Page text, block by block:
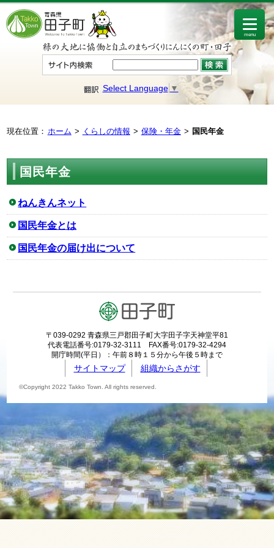
Select Language ▼
menu
現在位置： ホーム くらしの情報 保険・年金 国民年金
国民年金
ねんきんネット
国民年金とは
国民年金の届け出について
〒039-0292 青森県三戸郡田子町大字田子字天神堂平81
代表電話番号:0179-32-3111 FAX番号:0179-32-4294
開庁時間(平日）：午前８時１５分から午後５時まで
サイトマップ 組織からさがす
©Copyright 2022 Takko Town. All rights reserved.